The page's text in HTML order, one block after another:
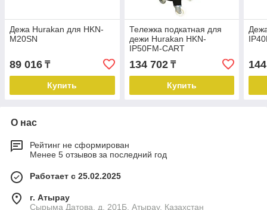
Дежа Hurakan для HKN-
M20SN
89 016 ₸
Купить
Тележка подкатная для
дежи Hurakan HKN-
IP50FM-CART
134 702₸
Купить
О нас
Рейтинг не сформирован
Менее 5 отзывов за последний год
Работает с 25.02.2025
г. Атырау
Сырыма Датова, д. 201Б, Атырау, Казахстан